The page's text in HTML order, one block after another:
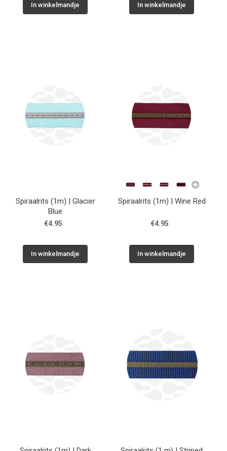
In winkelmandje In winkelmandje
Spiraalrits (1m) | Glacier
Blue
€4.95
In winkelmandje
Spiraalrits (1m) | Wine Red
€4.95
In winkelmandje